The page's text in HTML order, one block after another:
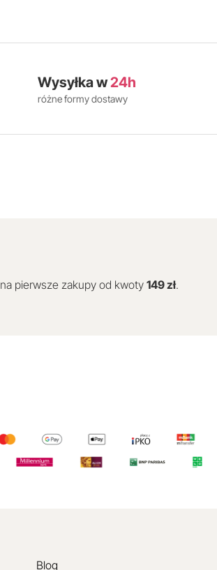
Wysyłka w24h
różne formy dostawy
na pierwsze zakupy od kwoty 149 zł.
Blog